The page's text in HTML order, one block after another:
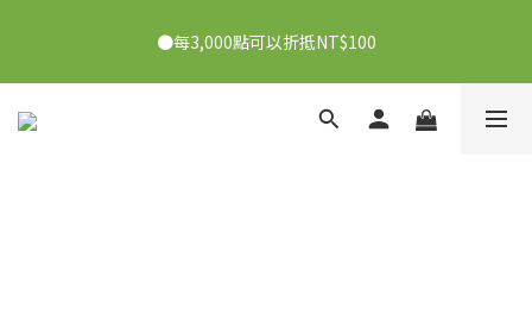
👉點我了解
●每3,000點可以折抵NT$100
●7/2-7/30下單美膚娜娜&曦之麗，滿1,000元抽PDRN精華組！